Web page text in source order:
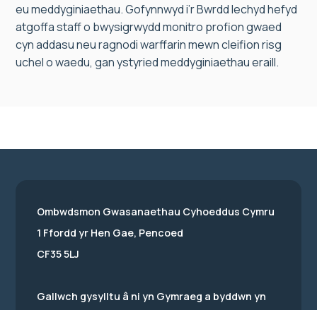
eu meddyginiaethau. Gofynnwyd i’r Bwrdd Iechyd hefyd
atgoffa staff o bwysigrwydd monitro profion gwaed
cyn addasu neu ragnodi warffarin mewn cleifion risg
uchel o waedu, gan ystyried meddyginiaethau eraill.
Ombwdsmon Gwasanaethau Cyhoeddus Cymru
1 Ffordd yr Hen Gae, Pencoed
CF35 5LJ
Gallwch gysylltu â ni yn Gymraeg a byddwn yn